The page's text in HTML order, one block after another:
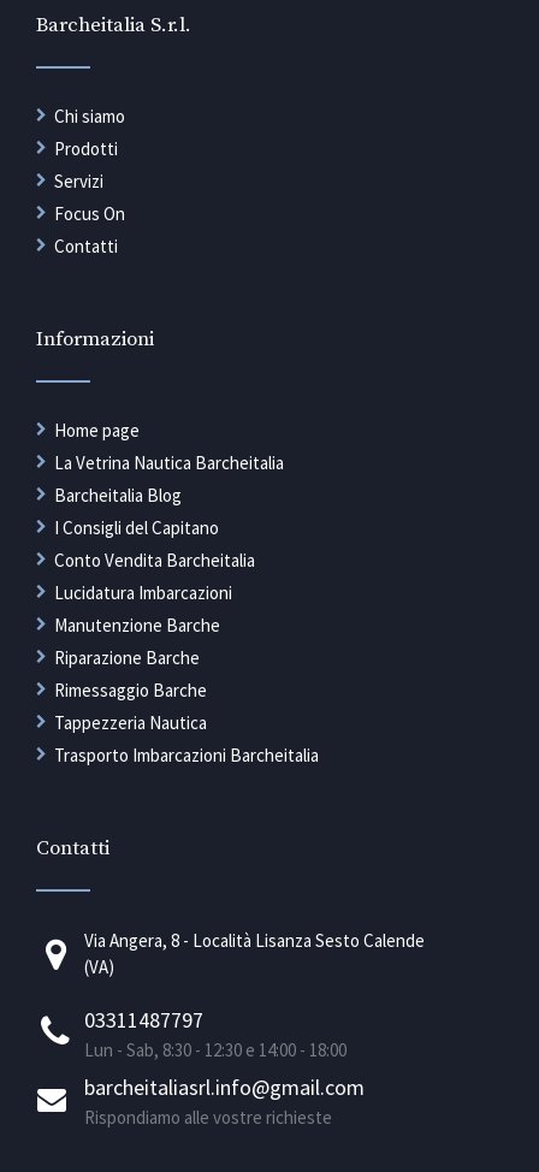
Barcheitalia S.r.l.
Chi siamo
Prodotti
Servizi
Focus On
Contatti
Informazioni
Home page
La Vetrina Nautica Barcheitalia
Barcheitalia Blog
I Consigli del Capitano
Conto Vendita Barcheitalia
Lucidatura Imbarcazioni
Manutenzione Barche
Riparazione Barche
Rimessaggio Barche
Tappezzeria Nautica
Trasporto Imbarcazioni Barcheitalia
Contatti
Via Angera, 8 - Località Lisanza Sesto Calende
(VA)
03311487797
Lun - Sab, 8:30 - 12:30 e 14:00 - 18:00
barcheitaliasrl.info@gmail.com
Rispondiamo alle vostre richieste